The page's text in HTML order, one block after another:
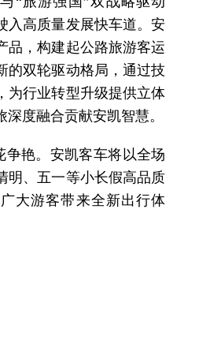
入高质量发展快车道。安
品，构建起公路旅游客运
的双轮驱动格局，通过技
为行业转型升级提供立体
度融合贡献安凯智慧。
艳。安凯客车将以全场
明、五一等小长假高品质
大游客带来全新出行体